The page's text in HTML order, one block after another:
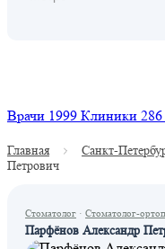
Врачи 1999 Клиники 286
Главная Санкт-
Петрович
Стоматолог · Стоматолог-
Парфёнов Александр